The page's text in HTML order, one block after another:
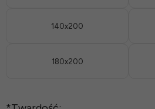
140x200
180x200